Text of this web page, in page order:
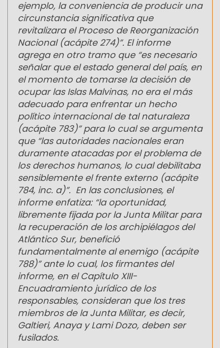
ejemplo, la conveniencia de producir una
circunstancia significativa que
revitalizara el Proceso de Reorganización
Nacional (acápite 274)”. El informe
agrega en otro tramo que “es necesario
señalar que el estado general del país, en
el momento de tomarse la decisión de
ocupar las Islas Malvinas, no era el más
adecuado para enfrentar un hecho
político internacional de tal naturaleza
(acápite 783)” para lo cual se argumenta
que “las autoridades nacionales eran
duramente atacadas por el problema de
los derechos humanos, lo cual debilitaba
sensiblemente el frente externo (acápite
784, inc. a)”. En las conclusiones, el
informe enfatiza: “la oportunidad,
libremente fijada por la Junta Militar para
la recuperación de los archipiélagos del
Atlántico Sur, benefició
fundamentalmente al enemigo (acápite
788)” ante lo cual, los firmantes del
informe, en el Capítulo XIII-
Encuadramiento jurídico de los
responsables, consideran que los tres
miembros de la Junta Militar, es decir,
Galtieri, Anaya y Lami Dozo, deben ser
fusilados.